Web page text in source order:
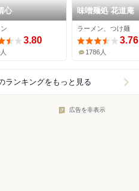
心
3.80
味噌麺処 花道庵
ラーメン、つけ麺
3.76
1786人
ランキングをもっと見る
広告を非表示